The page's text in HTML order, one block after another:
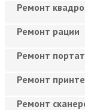
Ремонт
Ремонт рации
Ремонт
Ремонт
Ремонт